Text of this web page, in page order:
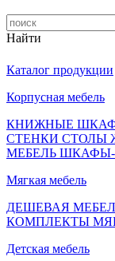
Найти
Каталог продукции
Корпусная мебель
КНИЖНЫЕ
СТЕНКИ СТОЛЫ
МЕБЕЛЬ ШКАФЫ-
Мягкая мебель
ДЕШЕВАЯ
КОМПЛЕКТЫ
Детская мебель